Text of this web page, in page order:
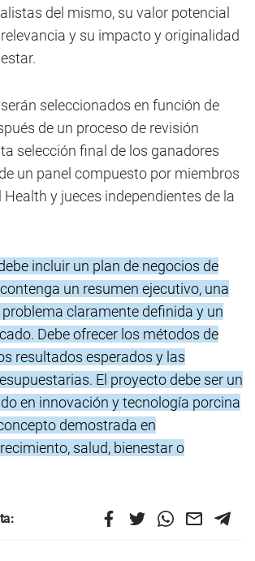
del mismo, su valor potencial
y su impacto y originalidad
seleccionados en función de
de un proceso de revisión
selección final de los ganadores
un panel compuesto por miembros
Health y jueces independientes de la
incluir un plan de negocios de
un resumen ejecutivo, una
claramente definida y un
Debe ofrecer los métodos de
resultados esperados y las
El proyecto debe ser un
en innovación y tecnología porcina
demostrada en
salud, bienestar o